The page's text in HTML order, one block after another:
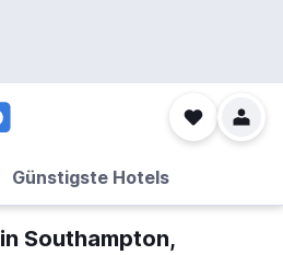
Günstigste Hotels
Southampton,